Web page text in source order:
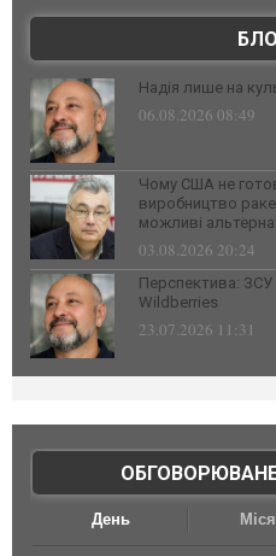
Надія лише на
06.08.2026 08:49
Чому США не
виробництво
можливі
03.08.2026 20:24
Перспектива: ЗСУ
Wildberries
23.07.2026 11:31
День